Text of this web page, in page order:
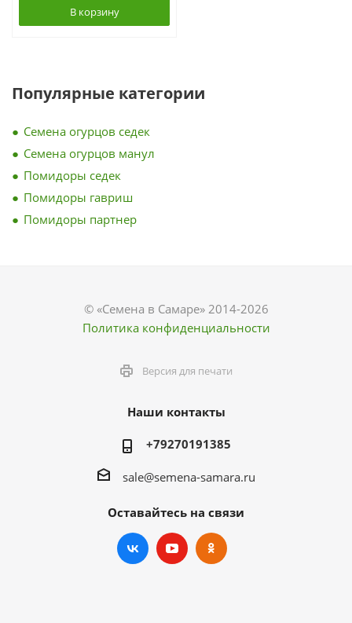
В корзину
Популярные категории
Семена огурцов седек
Семена огурцов манул
Помидоры седек
Помидоры гавриш
Помидоры партнер
© «Семена в Самаре» 2014-2026
Политика конфиденциальности
Версия для печати
Наши контакты
+79270191385
sale@semena-samara.ru
Оставайтесь на связи